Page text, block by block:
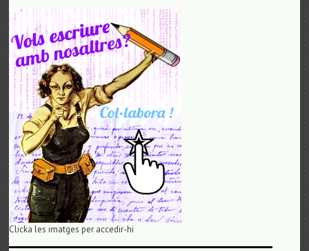
Clicka les imatges per accedir-hi